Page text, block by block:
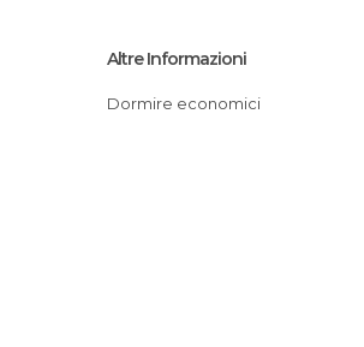
Altre Informazioni
Dormire economici